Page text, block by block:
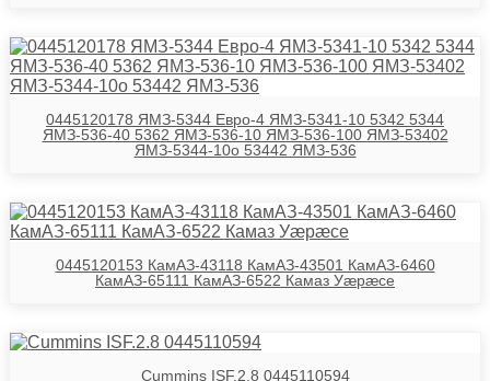
0445120178 ЯМЗ-5344 Евро-4 ЯМЗ-5341-10 5342 5344
ЯМЗ-536-40 5362 ЯМЗ-536-10 ЯМЗ-536-100 ЯМЗ-53402
ЯМЗ-5344-10о 53442 ЯМЗ-536
0445120153 КамАЗ-43118 КамАЗ-43501 КамАЗ-6460
КамАЗ-65111 КамАЗ-6522 Камаз Уӕрӕсе
Cummins ISF.2.8 0445110594